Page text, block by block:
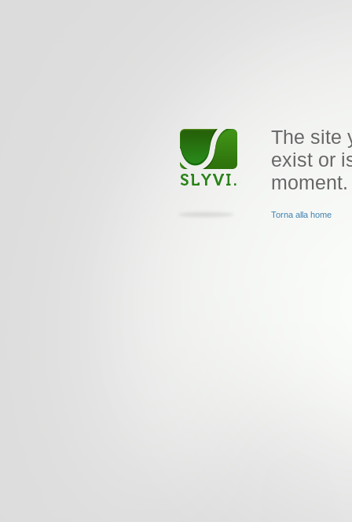
The site
exist or
moment.
Torna alla home